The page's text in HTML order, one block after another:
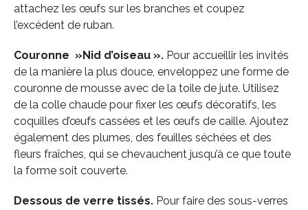
attachez les œufs sur les branches et coupez
l’excédent de ruban.
Couronne »Nid d’oiseau ».Pour accueillir les invités
de la manière la plus douce, enveloppez une forme de
couronne de mousse avec de la toile de jute. Utilisez
de la colle chaude pour fixer les œufs décoratifs, les
coquilles d’œufs cassées et les œufs de caille. Ajoutez
également des plumes, des feuilles séchées et des
fleurs fraîches, qui se chevauchent jusqu’à ce que toute
la forme soit couverte.
Dessous de verre tissés.Pour faire des sous-verres